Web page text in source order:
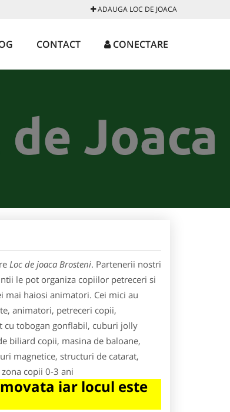
ADAUGA LOC DE JOACA
CONTACT CONECTARE
Loc de joaca Brosteni. Partenerii nostri
le pot organiza copiilor petreceri si
mai haiosi animatori. Cei mici au
animatori, petreceri copii,
cu tobogan gonflabil, cuburi jolly
biliard copii, masina de baloane,
magnetice, structuri de catarat,
copii 0-3 ani
iar locul este